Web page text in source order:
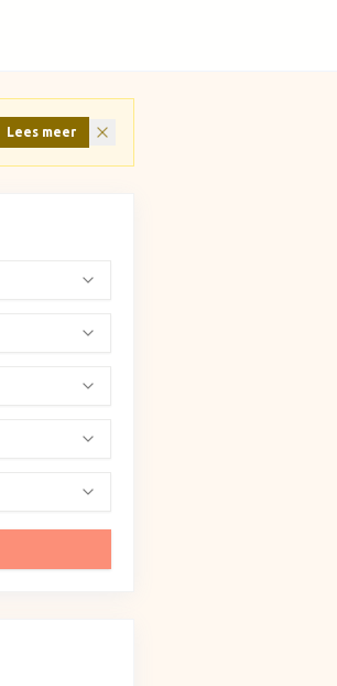
Lees meer